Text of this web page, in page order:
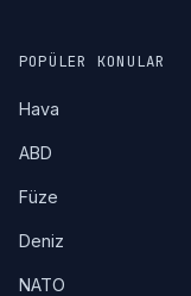
POPÜLER KONULAR
Hava
ABD
Füze
Deniz
NATO